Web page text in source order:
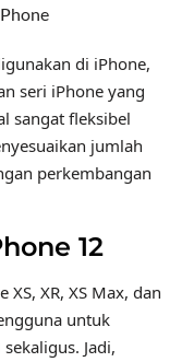
di iPhone,
seri iPhone yang
sangat fleksibel
jumlah
perkembangan
12
XR, XS Max, dan
untuk
Jadi,